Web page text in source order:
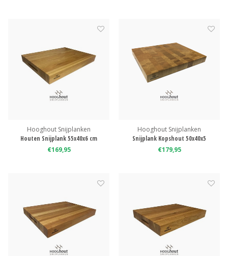
Hooghout Snijplanken
Houten Snijplank 55x40x6 cm
€169,95
Hooghout Snijplanken
Snijplank Kopshout 50x40x5
€179,95